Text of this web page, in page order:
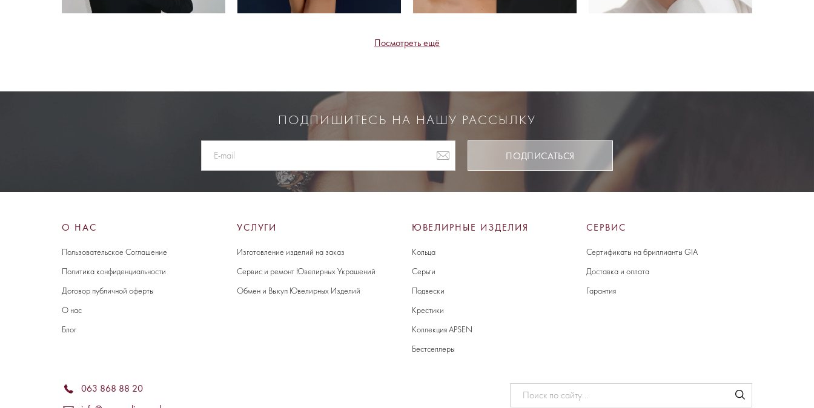
Посмотреть ещё
ПОДПИШИТЕСЬ НА НАШУ РАССЫЛКУ
ПОДПИСАТЬСЯ
О НАС
Пользовательское Соглашение
Политика конфиденциальности
Договор публичной оферты
О нас
Блог
УСЛУГИ
Изготовление изделий на заказ
Сервис и ремонт Ювелирных Украшений
Обмен и Выкуп Ювелирных Изделий
ЮВЕЛИРНЫЕ ИЗДЕЛИЯ
Кольца
Серьги
Подвески
Крестики
Коллекция APSEN
Бестселлеры
СЕРВИС
Сертификаты на бриллианты GIA
Доставка и оплата
Гарантия
063 868 88 20